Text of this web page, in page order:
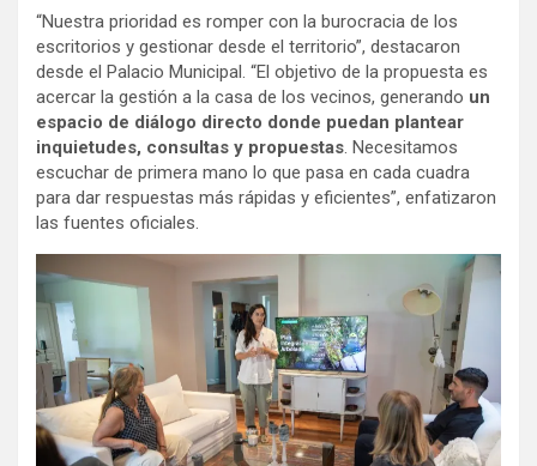
“Nuestra prioridad es romper con la burocracia de los
escritorios y gestionar desde el territorio”, destacaron
desde el Palacio Municipal. “El objetivo de la propuesta es
acercar la gestión a la casa de los vecinos, generando un
espacio de diálogo directo donde puedan plantear
inquietudes, consultas y propuestas . Necesitamos
escuchar de primera mano lo que pasa en cada cuadra
para dar respuestas más rápidas y eficientes”, enfatizaron
las fuentes oficiales.